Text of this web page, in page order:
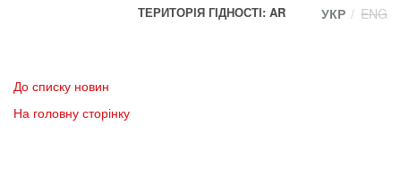
ТЕРИТОРІЯ ГІДНОСТІ: AR
УКР ENG
До списку новин
На головну сторінку